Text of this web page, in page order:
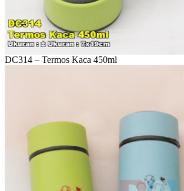
DC314 – Termos Kaca 450ml